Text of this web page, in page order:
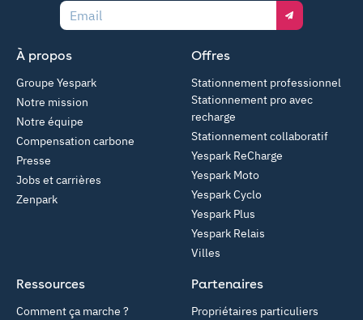
À propos
Groupe Yespark
Notre mission
Notre équipe
Compensation carbone
Presse
Jobs et carrières
Zenpark
Offres
Stationnement professionnel
Stationnement pro avec
recharge
Stationnement collaboratif
Yespark ReCharge
Yespark Moto
Yespark Cyclo
Yespark Plus
Yespark Relais
Villes
Partenaires
Propriétaires particuliers
Ressources
Comment ça marche ?